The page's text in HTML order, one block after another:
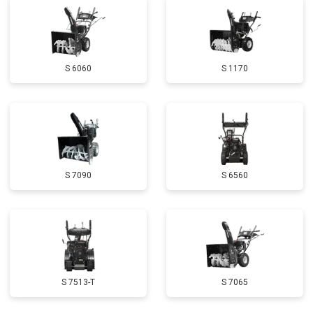
Замена маховика Заказать
Замена шины на колесном диске от 2000 ₽ Заказать
Ремонт электропроводки от 3150 ₽ Заказать
Полное ТО от 4900 ₽
Ремонт привода от 3250 ₽
Замена свечей зажигания от 1820 ₽ Заказать
Демонтаж-монтаж двигателя от 6400 ₽
Ремонт сцепления от 3800 ₽ Заказать
S 6060 S 1170
S 7090 S 6560
S 7513-T S 7065